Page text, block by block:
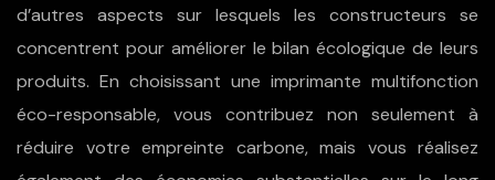
d’autres aspects sur lesquels les constructeurs se
concentrent pour améliorer le bilan écologique de leurs
produits. En choisissant une imprimante multifonction
éco-responsable, vous contribuez non seulement à
réduire votre empreinte carbone, mais vous réalisez